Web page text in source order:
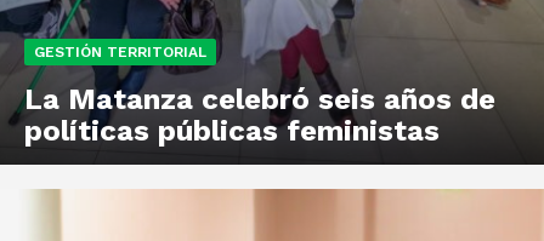
GESTIÓN TERRITORIAL
La Matanza celebró seis años de
políticas públicas feministas